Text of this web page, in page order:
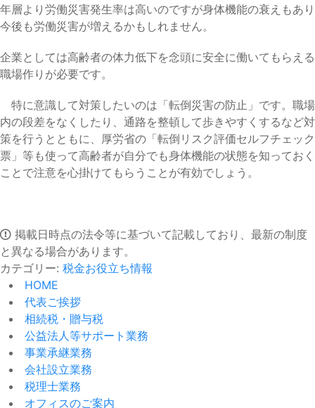
年層より労働災害発生率は高いのですが身体機能の衰えもあり
今後も労働災害が増えるかもしれません。
企業としては高齢者の体力低下を念頭に安全に働いてもらえる
職場作りが必要です。
特に意識して対策したいのは「転倒災害の防止」です。職場
内の段差をなくしたり、通路を整頓して歩きやすくするなど対
策を行うとともに、厚労省の「転倒リスク評価セルフチェック
票」等も使って高齢者が自分でも身体機能の状態を知っておく
ことで注意を心掛けてもらうことが有効でしょう。
掲載日時点の法令等に基づいて記載しており、最新の制度
と異なる場合があります。
カテゴリー: 税金お役立ち情報
HOME
代表ご挨拶
相続税・贈与税
公益法人等サポート業務
事業承継業務
会社設立業務
税理士業務
オフィスのご案内